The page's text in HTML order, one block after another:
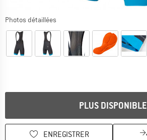
Photos détaillées
PLUS DISPONIBLE
ENREGISTRER